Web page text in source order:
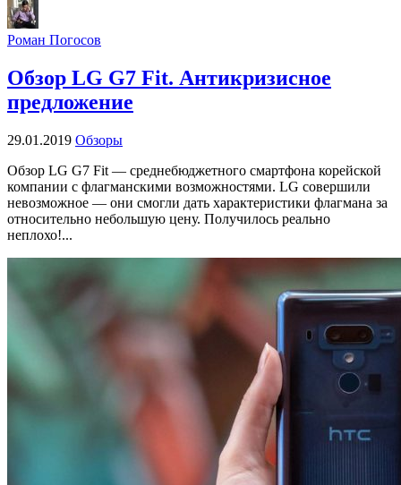
Роман Погосов
Обзор LG G7 Fit. Антикризисное
предложение
29.01.2019 Обзоры
Обзор LG G7 Fit — среднебюджетного смартфона корейской
компании с флагманскими возможностями. LG совершили
невозможное — они смогли дать характеристики флагмана за
относительно небольшую цену. Получилось реально
неплохо!...